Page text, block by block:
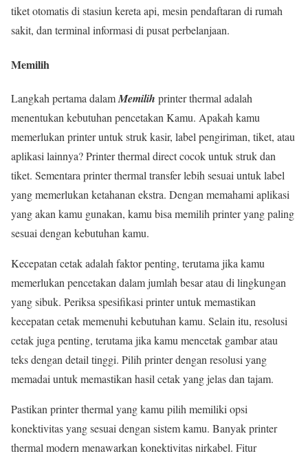
tiket otomatis di stasiun kereta api, mesin pendaftaran di rumah
sakit, dan terminal informasi di pusat perbelanjaan.
Memilih
Langkah pertama dalamMemilih printer thermal adalah
menentukan kebutuhan pencetakan Kamu. Apakah kamu
memerlukan printer untuk struk kasir, label pengiriman, tiket, atau
aplikasi lainnya? Printer thermal direct cocok untuk struk dan
tiket. Sementara printer thermal transfer lebih sesuai untuk label
yang memerlukan ketahanan ekstra. Dengan memahami aplikasi
yang akan kamu gunakan, kamu bisa memilih printer yang paling
sesuai dengan kebutuhan kamu.
Kecepatan cetak adalah faktor penting, terutama jika kamu
memerlukan pencetakan dalam jumlah besar atau di lingkungan
yang sibuk. Periksa spesifikasi printer untuk memastikan
kecepatan cetak memenuhi kebutuhan kamu. Selain itu, resolusi
cetak juga penting, terutama jika kamu mencetak gambar atau
teks dengan detail tinggi. Pilih printer dengan resolusi yang
memadai untuk memastikan hasil cetak yang jelas dan tajam.
Pastikan printer thermal yang kamu pilih memiliki opsi
konektivitas yang sesuai dengan sistem kamu. Banyak printer
thermal modern menawarkan konektivitas nirkabel. Fitur